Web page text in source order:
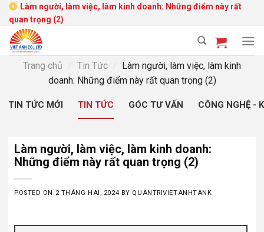
Skip
content
Làm người, làm việc, làm kinh doanh: Những điểm này rất
quan trọng (2)
Trang chủ Tin Tức
Làm người, làm việc, làm kinh
doanh: Những điểm này rất quan trọng (2)
TIN TỨC MỚI TIN TỨC GÓC TƯ VẤN CÔNG NGHỆ -
Làm người, làm việc, làm kinh doanh:
Những điểm này rất quan trọng (2)
POSTED ON 2 THÁNG HAI, 2024 BY QUANTRIVIETANHTANK